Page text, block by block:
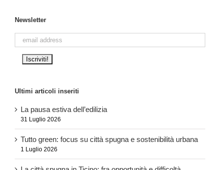
Newsletter
Ultimi articoli inseriti
La pausa estiva dell’edilizia
31 Luglio 2026
Tutto green: focus su città spugna e sostenibilità urbana
1 Luglio 2026